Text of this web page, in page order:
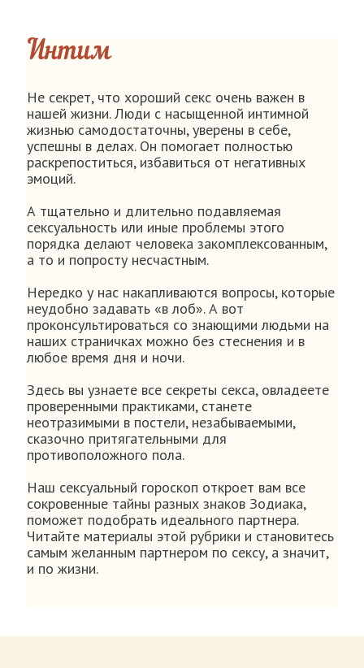
Интим
Не секрет, что хороший секс очень важен в
нашей жизни. Люди с насыщенной интимной
жизнью самодостаточны, уверены в себе,
успешны в делах. Он помогает полностью
раскрепоститься, избавиться от негативных
эмоций.
А тщательно и длительно подавляемая
сексуальность или иные проблемы этого
порядка делают человека закомплексованным,
а то и попросту несчастным.
Нередко у нас накапливаются вопросы, которые
неудобно задавать «в лоб». А вот
проконсультироваться со знающими людьми на
наших страничках можно без стеснения и в
любое время дня и ночи.
Здесь вы узнаете все секреты секса, овладеете
проверенными практиками, станете
неотразимыми в постели, незабываемыми,
сказочно притягательными для
противоположного пола.
Наш сексуальный гороскоп откроет вам все
сокровенные тайны разных знаков Зодиака,
поможет подобрать идеального партнера.
Читайте материалы этой рубрики и становитесь
самым желанным партнером по сексу, а значит,
и по жизни.